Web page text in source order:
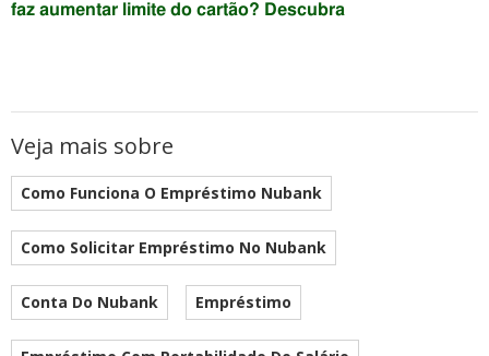
faz aumentar limite do cartão? Descubra
Veja mais sobre
Como Funciona O Empréstimo Nubank
Como Solicitar Empréstimo No Nubank
Conta Do Nubank Empréstimo